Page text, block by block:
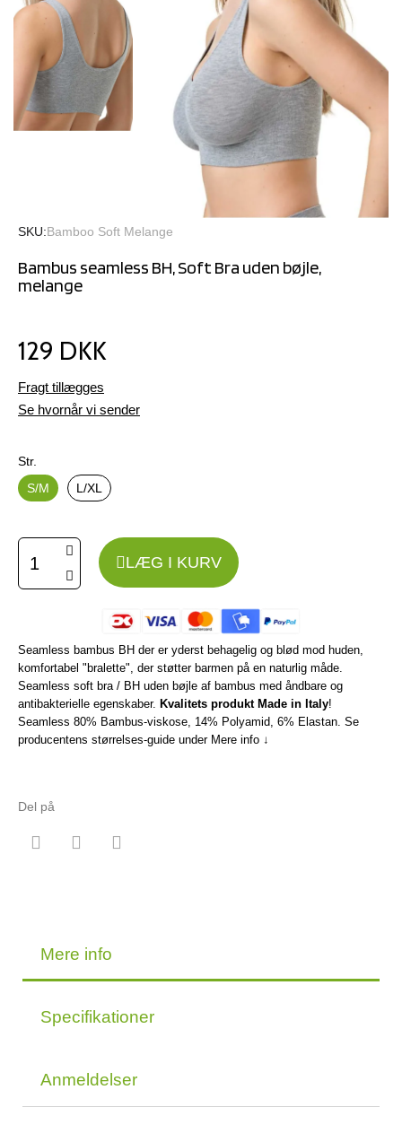
SKU Bamboo Soft Melange
Bambus seamless BH, Soft Bra uden bøjle,
melange
129 DKK
Fragt tillægges
Se hvornår vi sender
Str.
S/M
L/XL
LÆG I KURV
Seamless bambus BH der er yderst behagelig og blød mod huden,
komfortabel "bralette", der støtter barmen på en naturlig måde.
Seamless soft bra / BH uden bøjle af bambus med åndbare og
antibakterielle egenskaber. Kvalitets produkt Made in Italy!
Seamless 80% Bambus-viskose, 14% Polyamid, 6% Elastan. Se
producentens størrelses-guide under Mere info ↓
Del på
Mere info
Specifikationer
Anmeldelser